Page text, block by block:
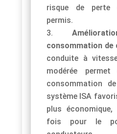
risque de
permis.
consommation de
conduite à
modérée
consommation
système ISA
plus
fois pour le